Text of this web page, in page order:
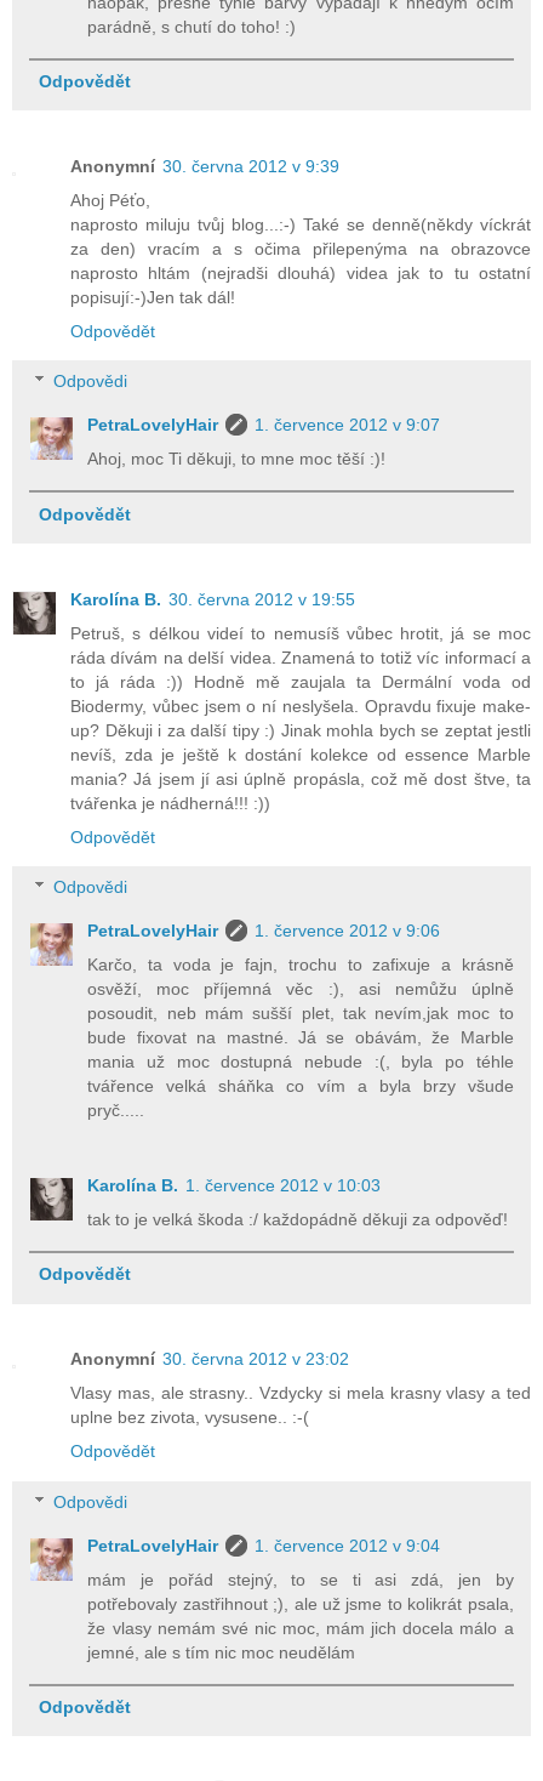
parádně, s chutí do toho! :)
Odpovědět
Anonymní 30. června 2012 v 9:39
Ahoj Péťo,
naprosto miluju tvůj blog...:-) Také se denně(někdy víckrát
za den) vracím a s očima přilepenýma na obrazovce
naprosto hltám (nejradši dlouhá) videa jak to tu ostatní
popisují:-)Jen tak dál!
Odpovědět
Odpovědi
PetraLovelyHair
1. července 2012 v 9:07
Ahoj, moc Ti děkuji, to mne moc těší :)!
Odpovědět
Karolína B. 30. června 2012 v 19:55
Petruš, s délkou videí to nemusíš vůbec hrotit, já se moc
ráda dívám na delší videa. Znamená to totiž víc informací a
to já ráda :)) Hodně mě zaujala ta Dermální voda od
Biodermy, vůbec jsem o ní neslyšela. Opravdu fixuje make-
up? Děkuji i za další tipy :) Jinak mohla bych se zeptat jestli
nevíš, zda je ještě k dostání kolekce od essence Marble
mania? Já jsem jí asi úplně propásla, což mě dost štve, ta
tvářenka je nádherná!!! :))
Odpovědět
Odpovědi
PetraLovelyHair
1. července 2012 v 9:06
Karčo, ta voda je fajn, trochu to zafixuje a krásně
osvěží, moc příjemná věc :), asi nemůžu úplně
posoudit, neb mám sušší plet, tak nevím,jak moc to
bude fixovat na mastné. Já se obávám, že Marble
mania už moc dostupná nebude :(, byla po téhle
tvářence velká sháňka co vím a byla brzy všude
pryč.....
Karolína B. 1. července 2012 v 10:03
tak to je velká škoda :/ každopádně děkuji za odpověď!
Odpovědět
Anonymní 30. června 2012 v 23:02
Vlasy mas, ale strasny.. Vzdycky si mela krasny vlasy a ted
uplne bez zivota, vysusene.. :-(
Odpovědět
Odpovědi
PetraLovelyHair
1. července 2012 v 9:04
mám je pořád stejný, to se ti asi zdá, jen by
potřebovaly zastřihnout ;), ale už jsme to kolikrát psala,
že vlasy nemám své nic moc, mám jich docela málo a
jemné, ale s tím nic moc neudělám
Odpovědět